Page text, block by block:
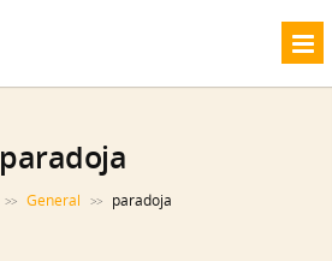
paradoja
>> General >> paradoja